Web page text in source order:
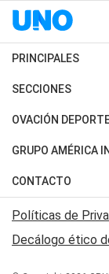
PRINCIPALES
Últimas Noticias
Política
Judiciales
Economia
SECCIONES
Horóscopo
Motores
Trucos caseros
Series y Películas
Edictos y
OVACIÓN
Fútbol
Mundial
Automovilismo
Rugby
GRUPO AMÉRICA
Canal 7 en Vivo
CONTACTO
Acerca de
Contactanos
Políticas de
Decálogo ético